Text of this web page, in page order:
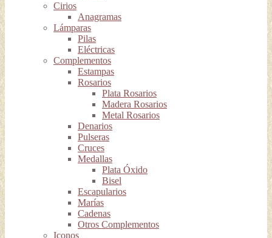
Cirios
Anagramas
Lámparas
Pilas
Eléctricas
Complementos
Estampas
Rosarios
Plata Rosarios
Madera Rosarios
Metal Rosarios
Denarios
Pulseras
Cruces
Medallas
Plata Óxido
Bisel
Escapularios
Marías
Cadenas
Otros Complementos
Iconos